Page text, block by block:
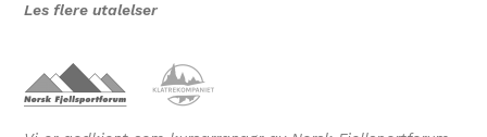
Les flere utalelser